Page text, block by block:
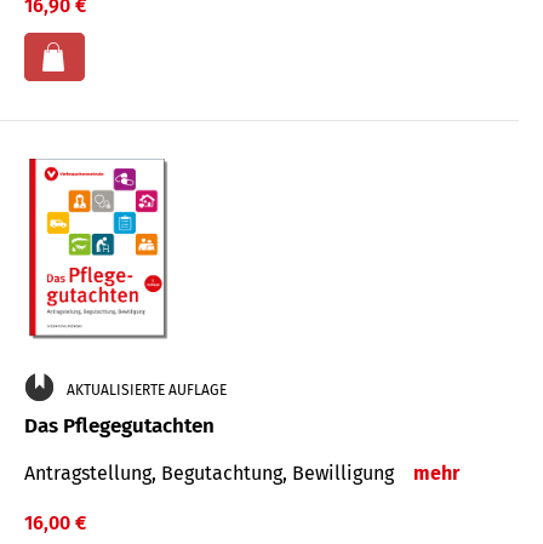
16,90 €
AKTUALISIERTE AUFLAGE
Das Pflegegutachten
Antragstellung, Begutachtung, Bewilligung mehr
16,00 €